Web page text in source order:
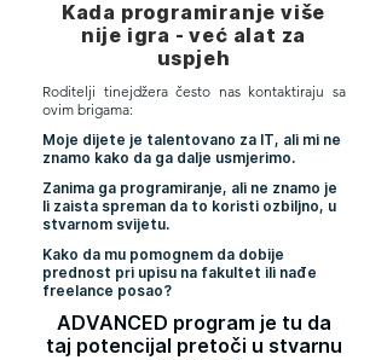
Kada programiranje više
nije igra - već alat za
uspjeh
Roditelji tinejdžera često nas kontaktiraju sa
ovim brigama:
Moje dijete je talentovano za IT, ali mi ne
znamo kako da ga dalje usmjerimo.
Zanima ga programiranje, ali ne znamo je
li zaista spreman da to koristi ozbiljno, u
stvarnom svijetu.
Kako da mu pomognem da dobije
prednost pri upisu na fakultet ili nađe
freelance posao?
ADVANCED program je tu da
taj potencijal pretoči u stvarnu